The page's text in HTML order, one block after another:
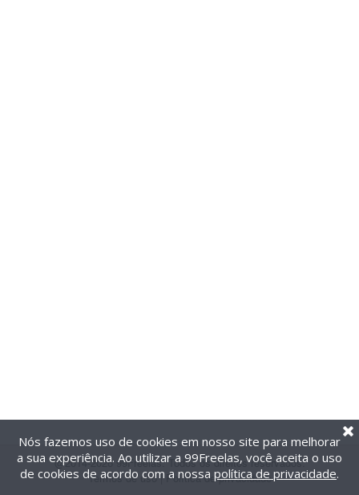
@2014-2026 99Freelas. Todos os direitos reservados.
Termos de uso| Política de privacidade
Nós fazemos uso de cookies em nosso site para melhorar
a sua experiência. Ao utilizar a 99Freelas, você aceita o uso
de cookies de acordo com a nossa política de privacidade.